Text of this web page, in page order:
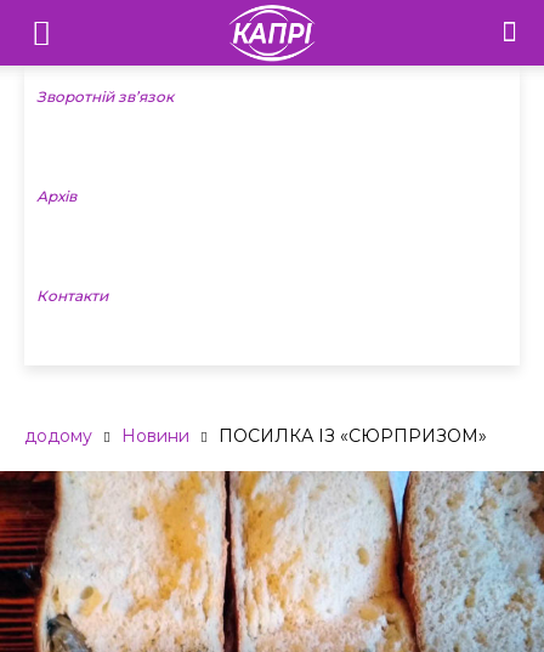
Телебачення
«Капрі»
Новини
Зворотній зв’язок
Архів
Контакти
додому Новини ПОСИЛКА ІЗ «СЮРПРИЗОМ»